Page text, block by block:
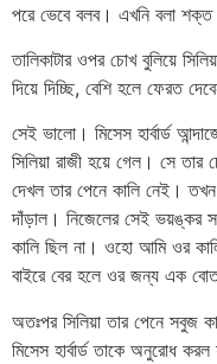
পরে ভেবে বলব। এখনি বলা
তালিকাটার ওপর চোখ বুলিয়ে
দিয়ে দিচ্ছি, বেশি হলে ফেরত
সেই ভালো। মিসেস হার্বার্ড
সিলিয়া রাজী হয়ে গেল। সে
দেখল তার পেনে কালি নেই।
দাঁড়াল। নিজেলের সেই ভয়ঙ্কর
কালি ছিল না। ওহো আমি ওর
বাইরে বের হলে ওর জন্য এক
অতঃপর সিলিয়া তার পেনে সবুজ
মিসেস হার্বার্ড তাকে অনুরোধ